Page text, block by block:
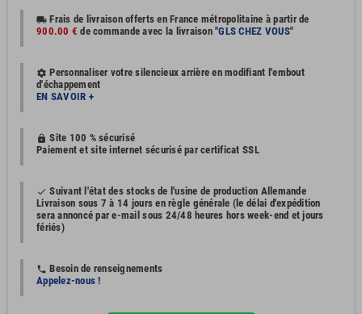
local_shipping Frais de livraison offerts en France métropolitaine à partir de
900.00 € de commande avec la livraison "GLS CHEZ VOUS"
settings Personnaliser votre silencieux arrière en modifiant l'embout
d'échappement
EN SAVOIR +
https Site 100 % sécurisé
Paiement et site internet sécurisé par certificat SSL
done Suivant l'état des stocks de l'usine de production Allemande
Livraison sous 7 à 14 jours en règle générale (le délai d'expédition
sera annoncé par e-mail sous 24/48 heures hors week-end et jours
fériés)
phone Besoin de renseignements
Appelez-nous !